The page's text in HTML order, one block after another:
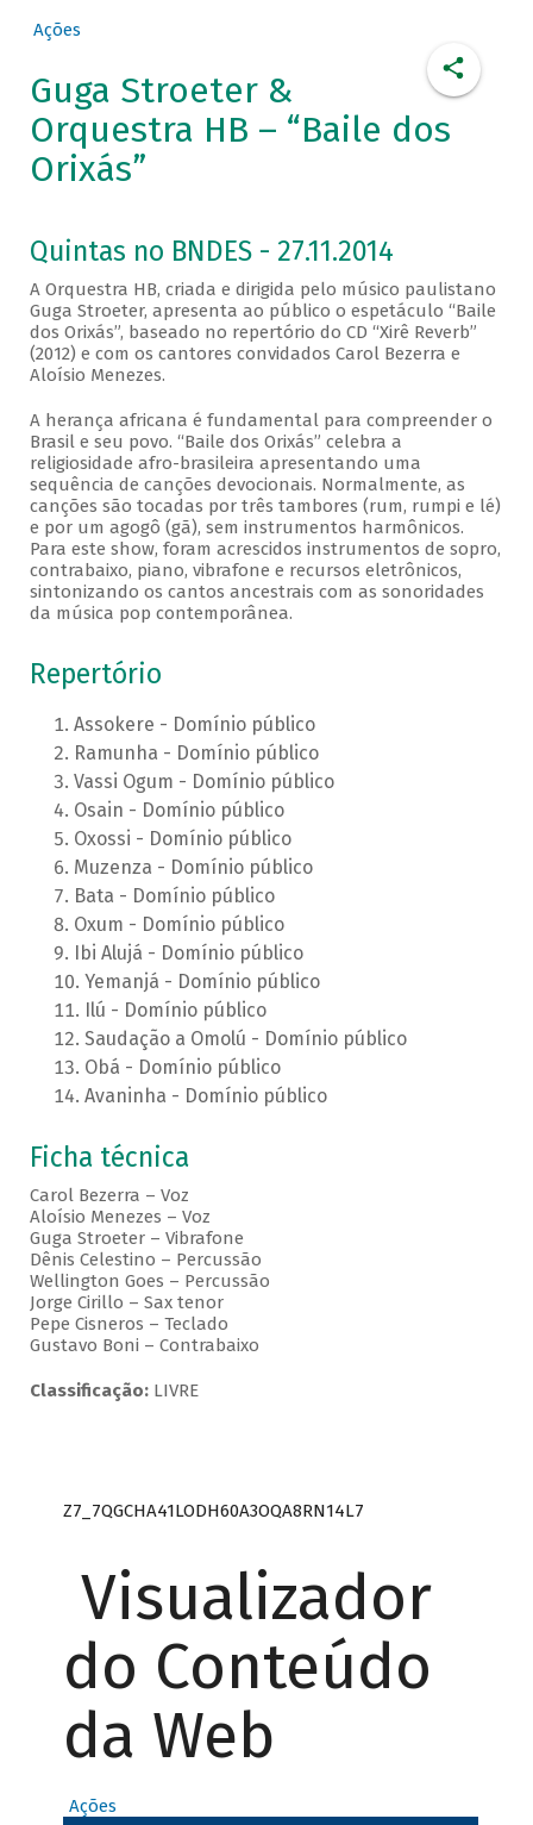
Ações
Guga Stroeter &
Orquestra HB – “Baile dos
Orixás”
Quintas no BNDES - 27.11.2014
A Orquestra HB, criada e dirigida pelo músico paulistano
Guga Stroeter, apresenta ao público o espetáculo “Baile
dos Orixás”, baseado no repertório do CD “Xirê Reverb”
(2012) e com os cantores convidados Carol Bezerra e
Aloísio Menezes.
A herança africana é fundamental para compreender o
Brasil e seu povo. “Baile dos Orixás” celebra a
religiosidade afro-brasileira apresentando uma
sequência de canções devocionais. Normalmente, as
canções são tocadas por três tambores (rum, rumpi e lé)
e por um agogô (gã), sem instrumentos harmônicos.
Para este show, foram acrescidos instrumentos de sopro,
contrabaixo, piano, vibrafone e recursos eletrônicos,
sintonizando os cantos ancestrais com as sonoridades
da música pop contemporânea.
Repertório
Assokere - Domínio público
Ramunha - Domínio público
Vassi Ogum - Domínio público
Osain - Domínio público
Oxossi - Domínio público
Muzenza - Domínio público
Bata - Domínio público
Oxum - Domínio público
Ibi Alujá - Domínio público
Yemanjá - Domínio público
Ilú - Domínio público
Saudação a Omolú - Domínio público
Obá - Domínio público
Avaninha - Domínio público
Ficha técnica
Carol Bezerra – Voz
Aloísio Menezes – Voz
Guga Stroeter – Vibrafone
Dênis Celestino – Percussão
Wellington Goes – Percussão
Jorge Cirillo – Sax tenor
Pepe Cisneros – Teclado
Gustavo Boni – Contrabaixo
Classificação:LIVRE
Z7_7QGCHA41LODH60A3OQA8RN14L7
Visualizador
do Conteúdo
da Web
Ações